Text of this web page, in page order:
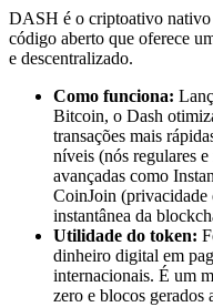
DASH é o criptoativo nativo
código aberto que oferece
e descentralizado.
Como funciona:
Bitcoin, o Dash
transações mais
níveis (nós regulares
avançadas como
CoinJoin
instantânea da
Utilidade do token:
dinheiro digital em
internacionais. É um
zero e blocos gerados